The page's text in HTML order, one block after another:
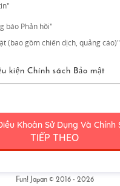
báo Phản hồi"
(bao gồm chiến dịch, quảng cáo)"
kiện Chính sách Bảo mật
đổi vì bất kỳ lý do nào sau này)
Khoản Sử Dụng Và Chính
TIẾP THEO
Fun! Japan © 2016 - 2026